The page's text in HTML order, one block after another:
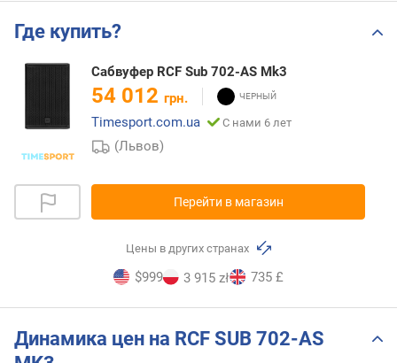
Где купить?
Сабвуфер RCF Sub 702-AS Mk3
54 012 грн.
Timesport.com.ua
С нами 6 лет
(Львов)
Перейти в магазин
Цены в других странах
$999 3 915 zł 735 £
Динамика цен на RCF SUB 702-AS